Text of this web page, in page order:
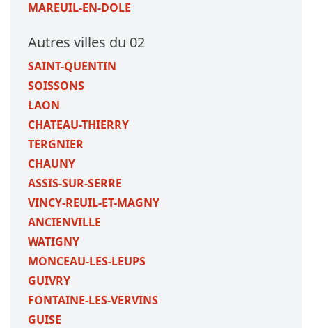
MAREUIL-EN-DOLE
Autres villes du 02
SAINT-QUENTIN
SOISSONS
LAON
CHATEAU-THIERRY
TERGNIER
CHAUNY
ASSIS-SUR-SERRE
VINCY-REUIL-ET-MAGNY
ANCIENVILLE
WATIGNY
MONCEAU-LES-LEUPS
GUIVRY
FONTAINE-LES-VERVINS
GUISE